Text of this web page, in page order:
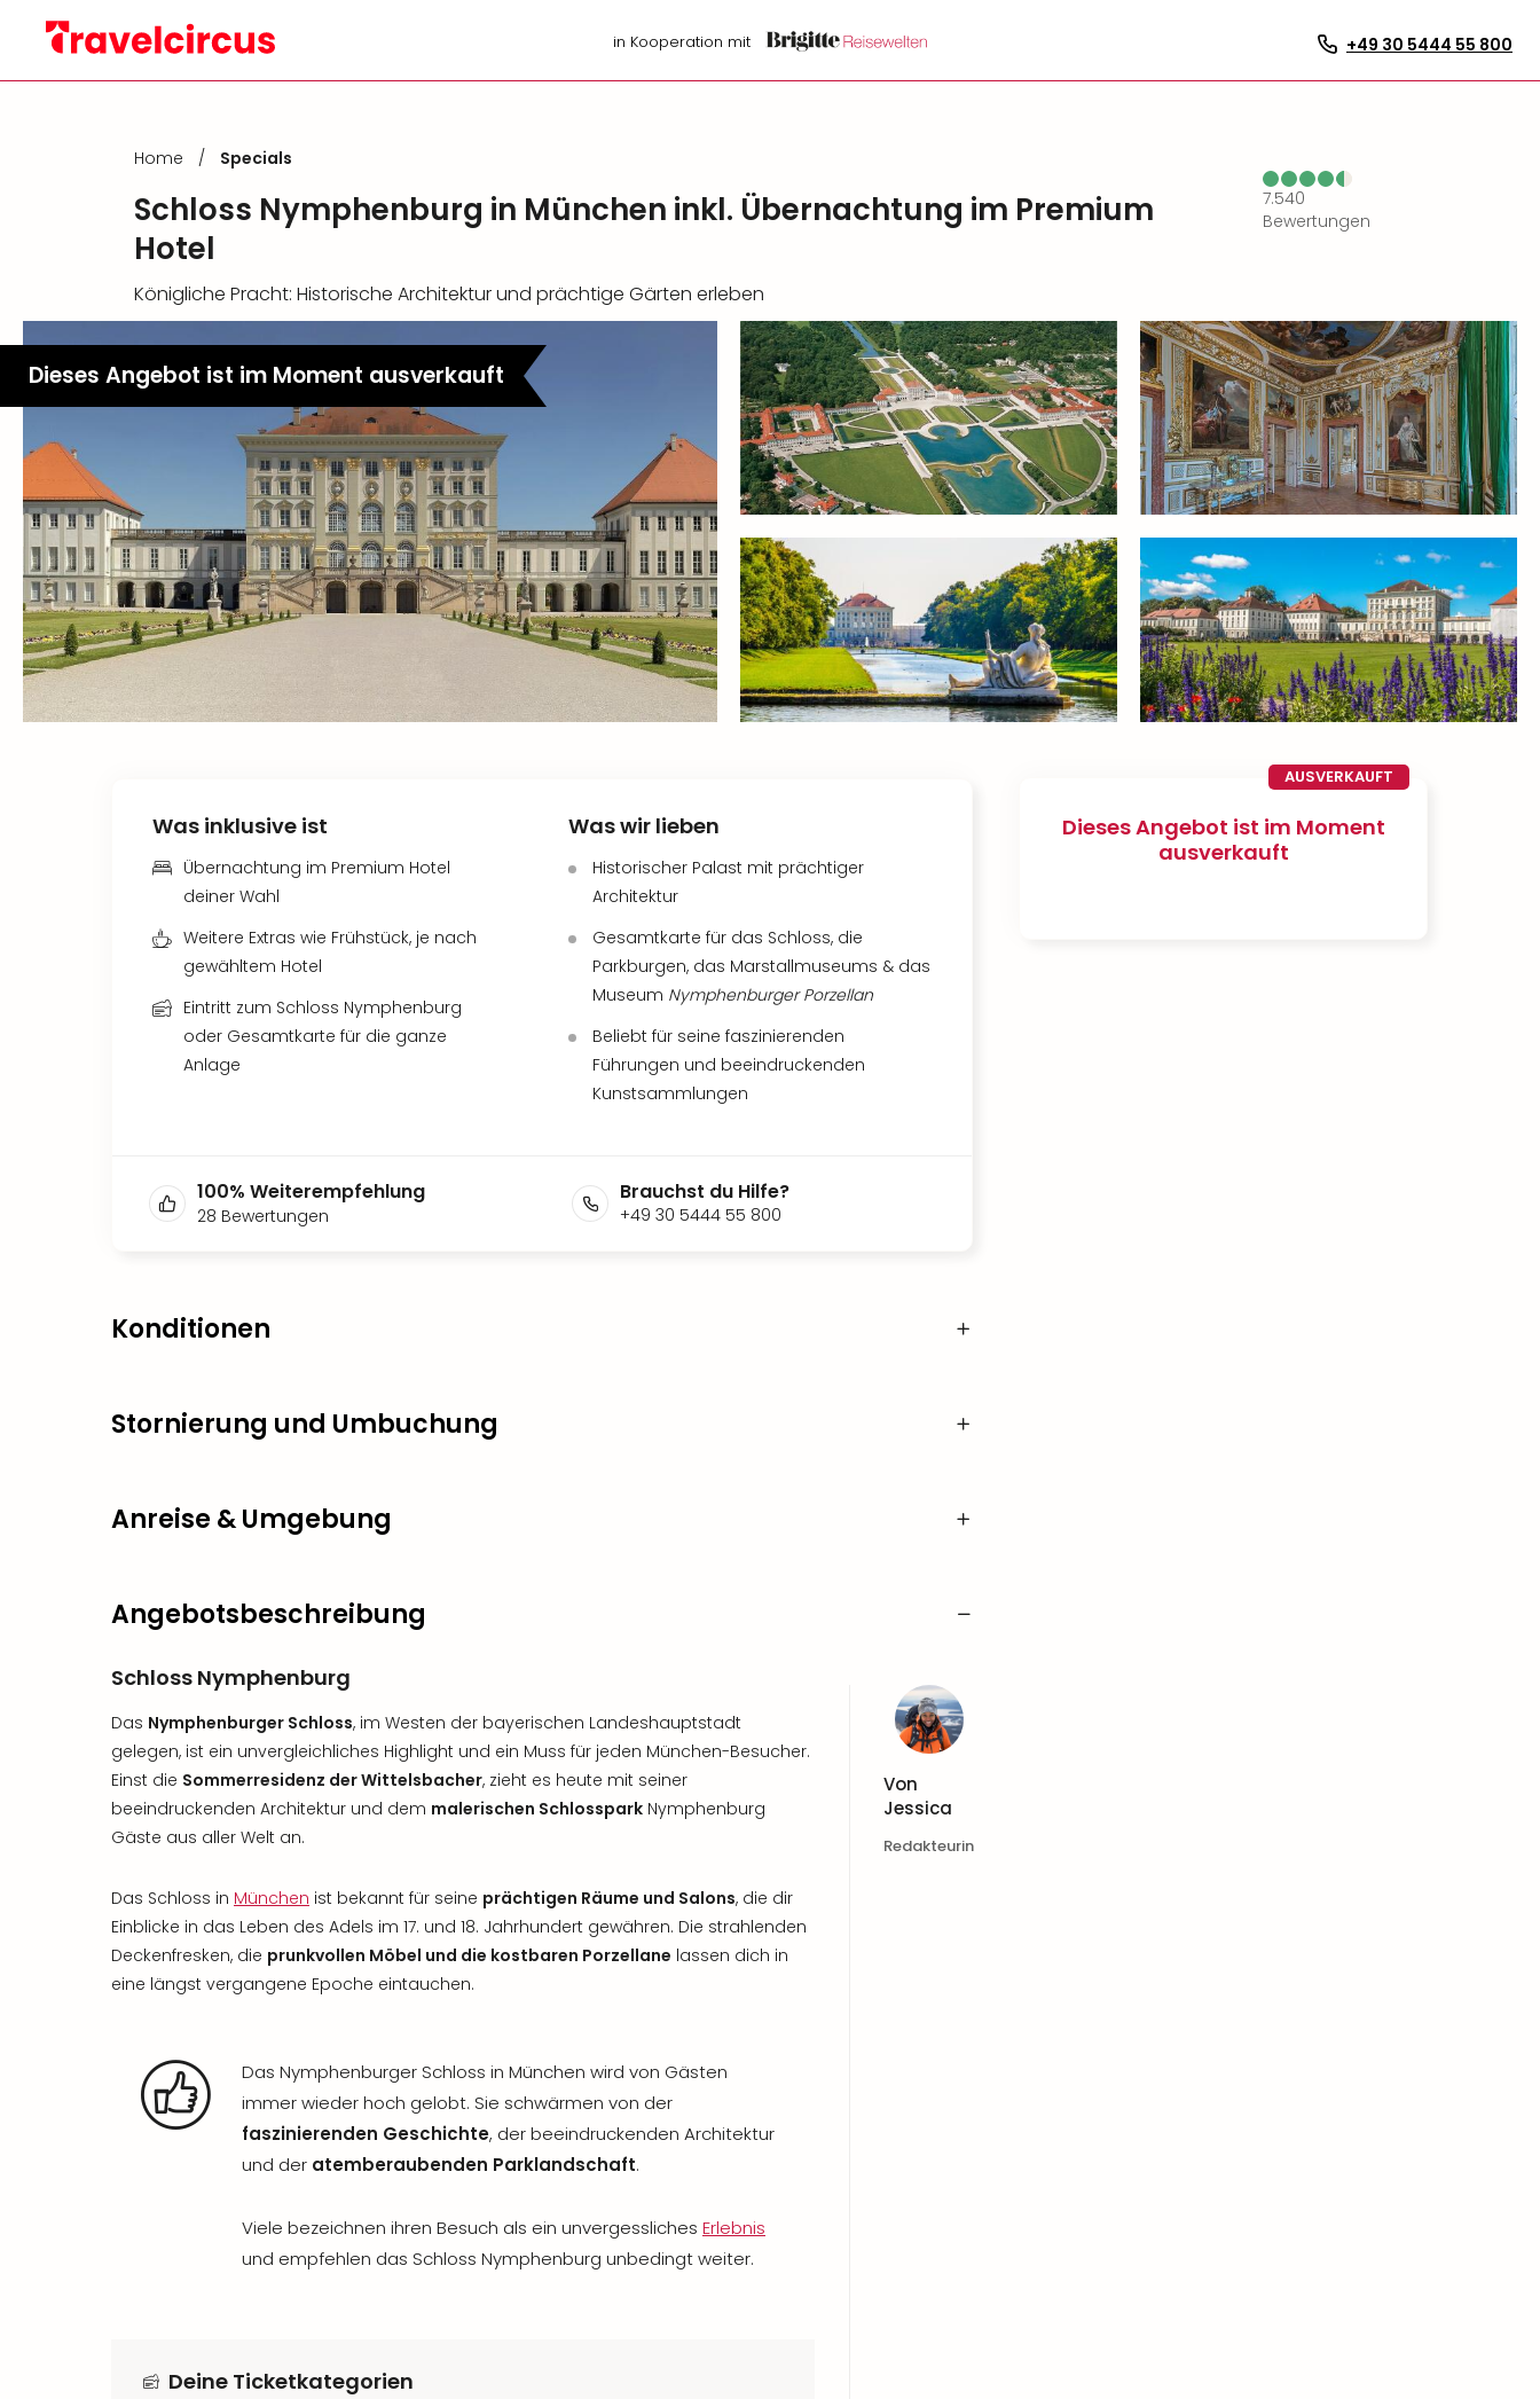
in Kooperation mit +49 30 5444 55 800
Home / Specials
Schloss Nymphenburg in München inkl. Übernachtung im Premium
Hotel
7.540
Bewertungen
Königliche Pracht: Historische Architektur und prächtige Gärten erleben
Dieses Angebot ist im Moment ausverkauft
AUSVERKAUFT
Dieses Angebot ist im Moment
ausverkauft
Was inklusive ist
Übernachtung im Premium Hotel
deiner Wahl
Weitere Extras wie Frühstück, je nach
gewähltem Hotel
Eintritt zum Schloss Nymphenburg
oder Gesamtkarte für die ganze
Anlage
Was wir lieben
Historischer Palast mit prächtiger
Architektur
Gesamtkarte für das Schloss, die
Parkburgen, das Marstallmuseums & das
Museum Nymphenburger Porzellan
Beliebt für seine faszinierenden
Führungen und beeindruckenden
Kunstsammlungen
100% Weiterempfehlung
28 Bewertungen
Brauchst du Hilfe?
+49 30 5444 55 800
Konditionen
Stornierung und Umbuchung
Anreise & Umgebung
Angebotsbeschreibung
Schloss Nymphenburg
Das Nymphenburger Schloss, im Westen der bayerischen Landeshauptstadt
gelegen, ist ein unvergleichliches Highlight und ein Muss für jeden München-Besucher.
Einst die Sommerresidenz der Wittelsbacher, zieht es heute mit seiner
beeindruckenden Architektur und dem malerischen Schlosspark Nymphenburg
Gäste aus aller Welt an.
Das Schloss in München ist bekannt für seine prächtigen Räume und Salons, die dir
Einblicke in das Leben des Adels im 17. und 18. Jahrhundert gewähren. Die strahlenden
Deckenfresken, die prunkvollen Möbel und die kostbaren Porzellane lassen dich in
eine längst vergangene Epoche eintauchen.
Das Nymphenburger Schloss in München wird von Gästen
immer wieder hoch gelobt. Sie schwärmen von der
faszinierenden Geschichte, der beeindruckenden Architektur
und der atemberaubenden Parklandschaft.
Viele bezeichnen ihren Besuch als ein unvergessliches Erlebnis
und empfehlen das Schloss Nymphenburg unbedingt weiter.
Deine Ticketkategorien
Von
Jessica
Redakteurin